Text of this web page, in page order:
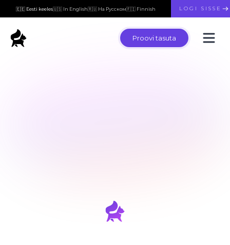
🇪🇪 Eesti keeles🇺🇸 In English🇷🇺 На Русском🇫🇮 Finnish LOGI SISSE
Proovi tasuta